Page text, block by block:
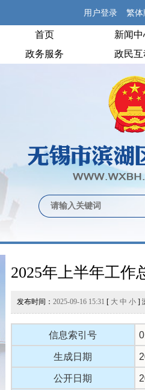
用户登录 繁体
首页 新闻中
政务服务
政民互
2025年上半年工作
发布时间： 2025-09-16 15:31 [ 大 中 小]
信息索引号
生成日期
公开日期